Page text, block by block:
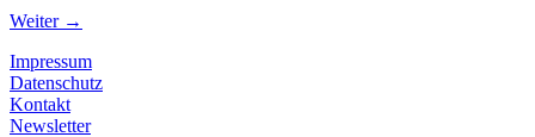
Weiter →
Impressum
Datenschutz
Kontakt
Newsletter